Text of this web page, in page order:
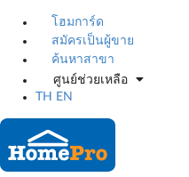
โฮมการ์ด
สมัครเป็นผู้ขาย
ค้นหาสาขา
ศูนย์ช่วยเหลือ
TH
EN